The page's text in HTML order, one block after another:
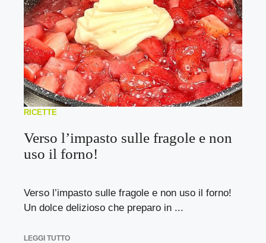
RICETTE
Verso l’impasto sulle fragole e non
uso il forno!
Verso l’impasto sulle fragole e non uso il forno!
Un dolce delizioso che preparo in ...
LEGGI TUTTO